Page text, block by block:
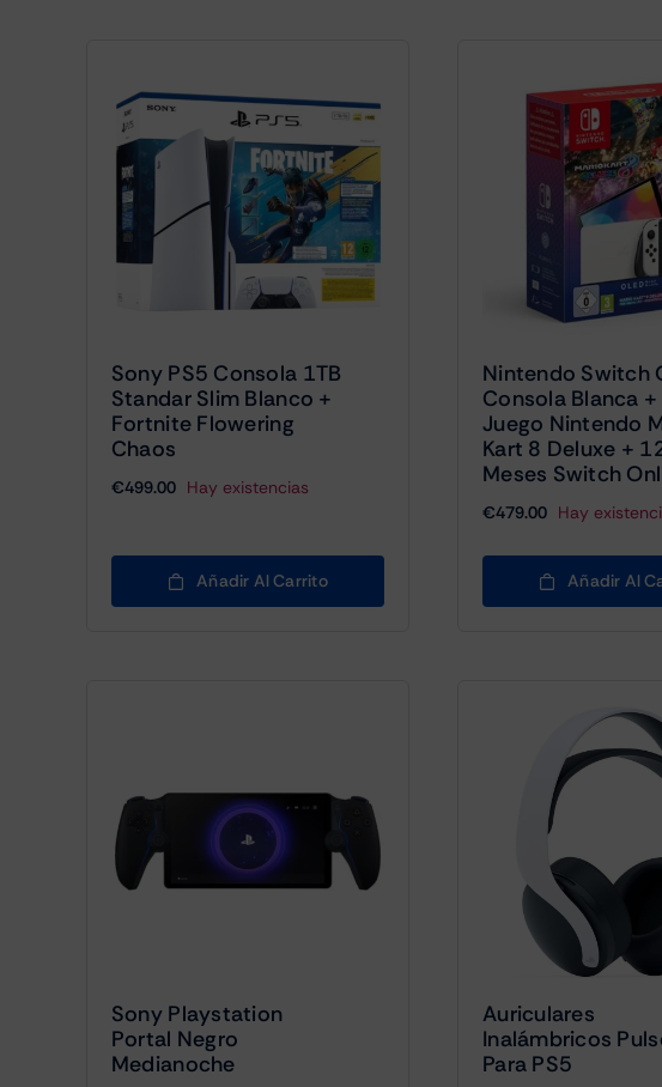
Sony PS5 Consola 1TB
Standar Slim Blanco +
Fortnite Flowering
Chaos
€499.00 Hay existencias
Añadir Al Carrito
Nintendo Switch
Consola Blanca +
Juego Nintendo
Kart 8 Deluxe +
Meses Switch
€479.00 Hay
Añadir Al
Sony Playstation
Portal Negro
Medianoche
Auriculares
Inalámbricos
Para PS5